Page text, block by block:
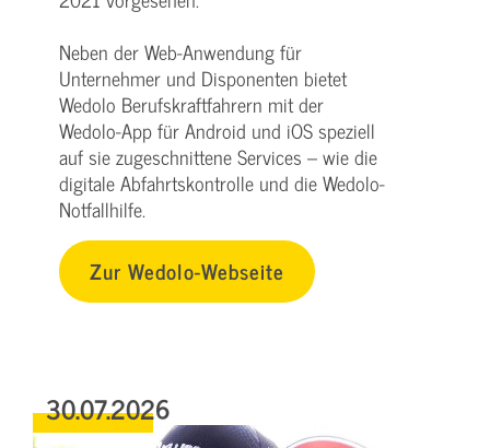
Neben der Web-Anwendung für
Unternehmer und Disponenten bietet
Wedolo Berufskraftfahrern mit der
Wedolo-App für Android und iOS speziell
auf sie zugeschnittene Services – wie die
digitale Abfahrtskontrolle und die Wedolo-
Notfallhilfe.
Zur Wedolo-Webseite
30.07.2026